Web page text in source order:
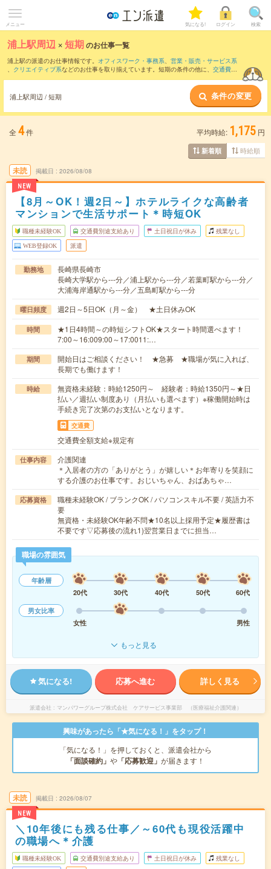
メニュー 気になる! ログイン 検索
浦上駅周辺 ×短期のお仕事一覧
浦上駅の派遣のお仕事情報です。 オフィスワーク・事務系、 営業・販売・サービス系
、 クリエイティブ系などのお仕事を取り揃えています。短期の条件の他に、 交通費別
浦上駅周辺 / 短期 条件の変更
全 4件 平均時給: 1,175 円
新着順 時給順
未読
NEW
掲載日 2026/08/08
【8月～OK！週2日～】ホテルライクな高齢者
マンションで生活サポート＊時短OK
職種未経験OK 交通費別途支給あり 土日祝日が休み 残業なし
WEB登録OK 派遣
勤務地
長崎県長崎市
長崎大学駅から---分／浦上駅から---分／若葉町駅から---分／
大浦海岸通駅から---分／五島町駅から---分
曜日頻度 週2日～5日OK（月～金） ★土日休みOK
時間
★1日4時間～の時短シフトOK★スタート時間選べます！
7:00～16:009:00～17:0011:…
期間
開始日はご相談ください！ ★急募 ★職場が気に入れば、
長期でも働けます！
時給
無資格未経験：時給1250円～ 経験者：時給1350円～★日
払い／週払い制度あり（月払いも選べます）※稼働開始時は
手続き完了次第のお支払いとなります。
交通費
交通費全額支給※規定有
仕事内容
介護関連
＊入居者の方の「ありがとう」が嬉しい＊お年寄りを笑顔に
する介護のお仕事です。おじいちゃん、おばあちゃ…
応募資格
職種未経験OK / ブランクOK / パソコンスキル不要 / 英語力不
要
無資格・未経験OK年齢不問★10名以上採用予定★履歴書は
不要です▽応募後の流れ1)翌営業日までに担当…
職場の雰囲気
年齢層
20代
30代 40代 50代
60代
男女比率
女性
男性
もっと見る
気になる! 応募へ進む 詳しく見る
派遣会社 マンパワーグループ株式会社 ケアサービス事業部 （医療福祉介護関連）
興味があったら「★気になる！」をタップ！
「気になる！」を押しておくと、派遣会社から
「面談確約」 や 「応募歓迎」 が届きます！
未読
NEW
掲載日 2026/08/07
＼10年後にも残る仕事／～60代も現役活躍中
の職場へ＊介護
職種未経験OK 交通費別途支給あり 土日祝日が休み 残業なし